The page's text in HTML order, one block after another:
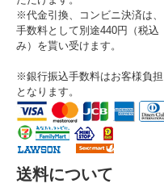
※代金引換、コンビニ決済は、
手数料として別途440円（税込
み）を貰い受けます。
※銀行振込手数料はお客様負担
となります。
送料について